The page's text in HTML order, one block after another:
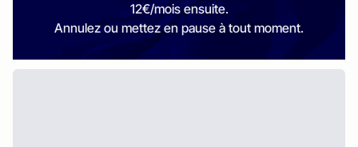
12€/mois ensuite.
Annulez ou mettez en pause à tout moment.